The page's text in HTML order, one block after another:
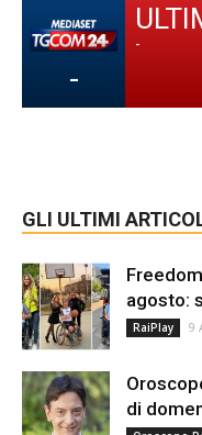
-
-
GLI ULTIMI
agosto:
RaiPlay 9
di